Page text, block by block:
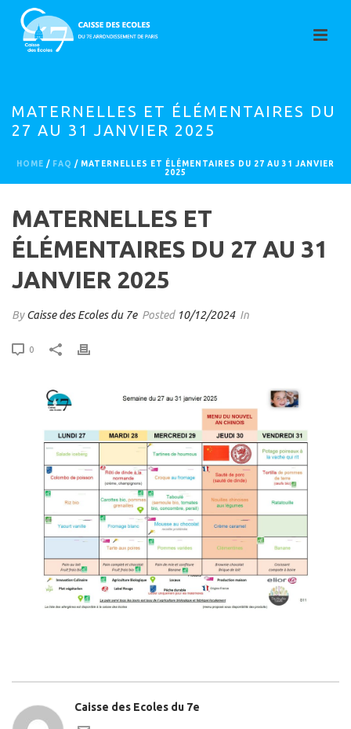
MATERNELLES ET ÉLÉMENTAIRES DU
27 AU 31 JANVIER 2025
HOME / FAQ / MATERNELLES ET ÉLÉMENTAIRES DU 27 AU 31 JANVIER
2025
MATERNELLES ET
ÉLÉMENTAIRES DU 27 AU 31
JANVIER 2025
ByCaisse des Ecoles du 7e Posted 10/12/2024 In
0
Caisse des Ecoles du 7e